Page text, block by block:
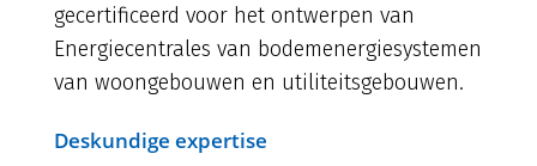
gecertificeerd voor het ontwerpen van
Energiecentrales van bodemenergiesystemen
van woongebouwen en utiliteitsgebouwen.
Deskundige expertise